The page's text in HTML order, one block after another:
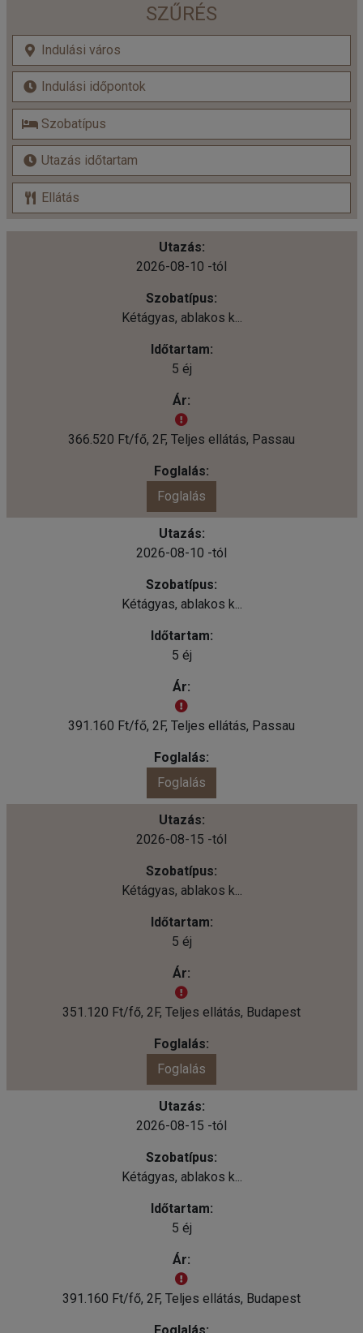
SZŰRÉS
2026-08-10 -tól
Kétágyas, ablakos k...
5 éj
366.520 Ft/fő, 2F, Teljes ellátás, Passau
Foglalás
2026-08-10 -tól
Kétágyas, ablakos k...
5 éj
391.160 Ft/fő, 2F, Teljes ellátás, Passau
Foglalás
2026-08-15 -tól
Kétágyas, ablakos k...
5 éj
351.120 Ft/fő, 2F, Teljes ellátás, Budapest
Foglalás
2026-08-15 -tól
Kétágyas, ablakos k...
5 éj
391.160 Ft/fő, 2F, Teljes ellátás, Budapest